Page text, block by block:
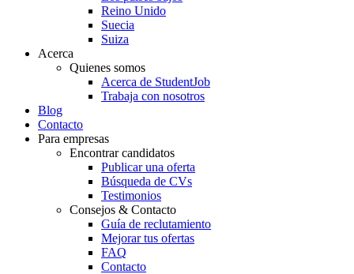
Reino Unido
Suecia
Suiza
Acerca
Quienes somos
Acerca de StudentJob
Trabaja con nosotros
Blog
Contacto
Para empresas
Encontrar candidatos
Publicar una oferta
Búsqueda de CVs
Testimonios
Consejos & Contacto
Guía de reclutamiento
Mejorar tus ofertas
FAQ
Contacto